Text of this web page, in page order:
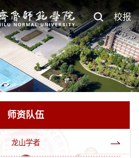
校报
师资队伍
龙山学者